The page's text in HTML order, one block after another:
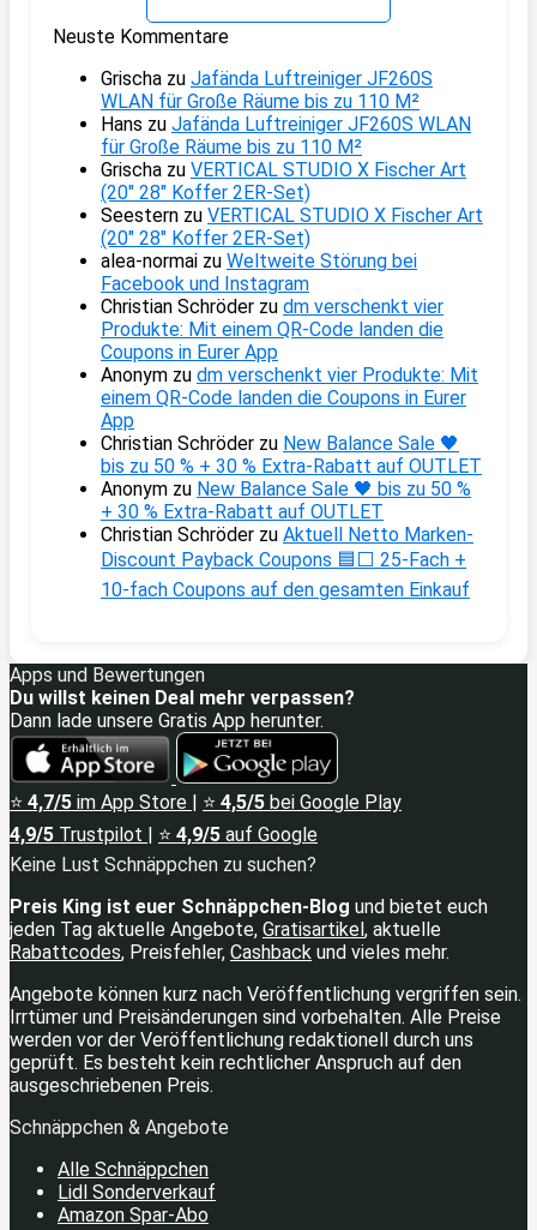
Neuste Kommentare
Grischa zu Jafända Luftreiniger JF260S
WLAN für Große Räume bis zu 110 M²
Hans zu Jafända Luftreiniger JF260S WLAN
für Große Räume bis zu 110 M²
Grischa zu VERTICAL STUDIO X Fischer Art
(20″ 28″ Koffer 2ER-Set)
Seestern zu VERTICAL STUDIO X Fischer Art
(20″ 28″ Koffer 2ER-Set)
alea-normai zu Weltweite Störung bei
Facebook und Instagram
Christian Schröder zu dm verschenkt vier
Produkte: Mit einem QR-Code landen die
Coupons in Eurer App
Anonym zu dm verschenkt vier Produkte: Mit
einem QR-Code landen die Coupons in Eurer
App
Christian Schröder zu New Balance Sale 🖤
bis zu 50 % + 30 % Extra-Rabatt auf OUTLET
Anonym zu New Balance Sale 🖤 bis zu 50 %
+ 30 % Extra-Rabatt auf OUTLET
Christian Schröder zu Aktuell Netto Marken-
Discount Payback Coupons 🟦⬜ 25-Fach +
10-fach Coupons auf den gesamten Einkauf
Apps und Bewertungen
Du willst keinen Deal mehr verpassen?
Dann lade unsere Gratis App herunter.
⭐ 4,7/5 im App Store ⭐ 4,5/5 bei Google Play
4,9/5 Trustpilot ⭐ 4,9/5 auf Google
Keine Lust Schnäppchen zu suchen?
Preis King ist euer Schnäppchen-Blog und bietet euch
jeden Tag aktuelle Angebote, Gratisartikel , aktuelle
Rabattcodes, Preisfehler, Cashback und vieles mehr.
Angebote können kurz nach Veröffentlichung vergriffen sein.
Irrtümer und Preisänderungen sind vorbehalten. Alle Preise
werden vor der Veröffentlichung redaktionell durch uns
geprüft. Es besteht kein rechtlicher Anspruch auf den
ausgeschriebenen Preis.
Schnäppchen & Angebote
Alle Schnäppchen
Lidl Sonderverkauf
Amazon Spar-Abo